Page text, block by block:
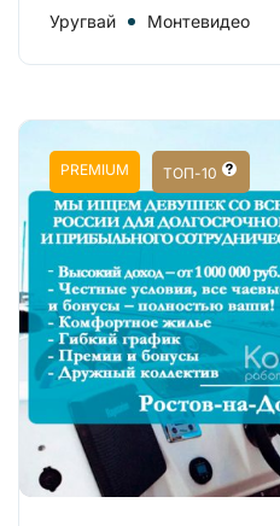
Уругвай Монтевидео
PREMIUM ТОП-10